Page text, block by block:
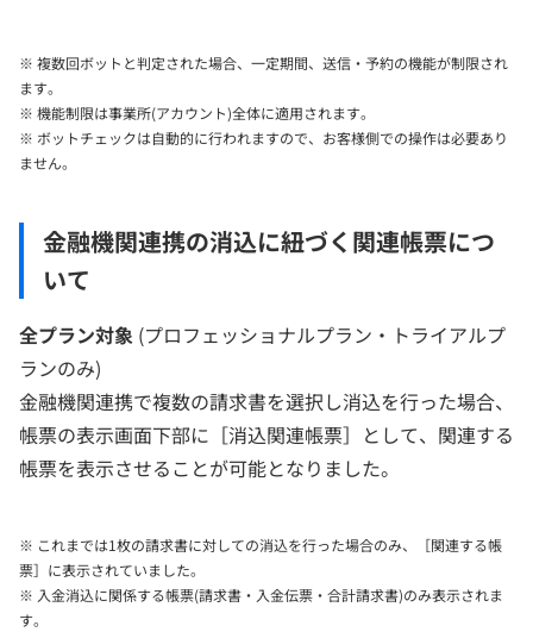
※ 複数回ボットと判定された場合、一定期間、送信・予約の機能が制限され
ます。
※ 機能制限は事業所(アカウント)全体に適用されます。
※ ボットチェックは自動的に行われますので、お客様側での操作は必要あり
ません。
金融機関連携の消込に紐づく関連帳票につ
いて
全プラン対象 (プロフェッショナルプラン・トライアルプ
ランのみ)
金融機関連携で複数の請求書を選択し消込を行った場合、
帳票の表示画面下部に［消込関連帳票］として、関連する
帳票を表示させることが可能となりました。
※ これまでは1枚の請求書に対しての消込を行った場合のみ、［関連する帳
票］に表示されていました。
※ 入金消込に関係する帳票(請求書・入金伝票・合計請求書)のみ表示されま
す。